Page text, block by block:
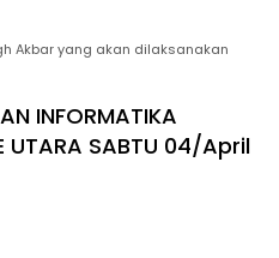
Akbar yang akan dilaksanakan
INFORMATIKA
UTARA SABTU 04/April